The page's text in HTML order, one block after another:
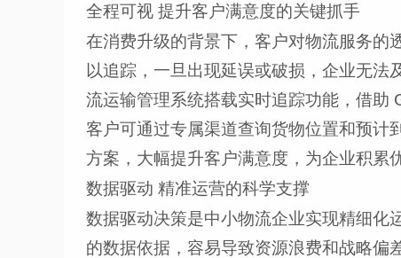
全程可视 提升客户满意度的关键抓手
在消费升级的背景下，客户对物流服务的
以追踪，一旦出现延误或破损，企业无
流运输管理系统搭载实时追踪功能，借助
客户可通过专属渠道查询货物位置和预计
方案，大幅提升客户满意度，为企业积累
数据驱动 精准运营的科学支撑
数据驱动决策是中小物流企业实现精细化
的数据依据，容易导致资源浪费和战略偏